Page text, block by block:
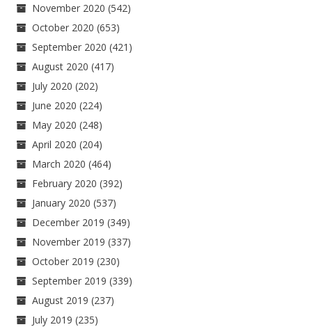
November 2020 (542)
October 2020 (653)
September 2020 (421)
August 2020 (417)
July 2020 (202)
June 2020 (224)
May 2020 (248)
April 2020 (204)
March 2020 (464)
February 2020 (392)
January 2020 (537)
December 2019 (349)
November 2019 (337)
October 2019 (230)
September 2019 (339)
August 2019 (237)
July 2019 (235)